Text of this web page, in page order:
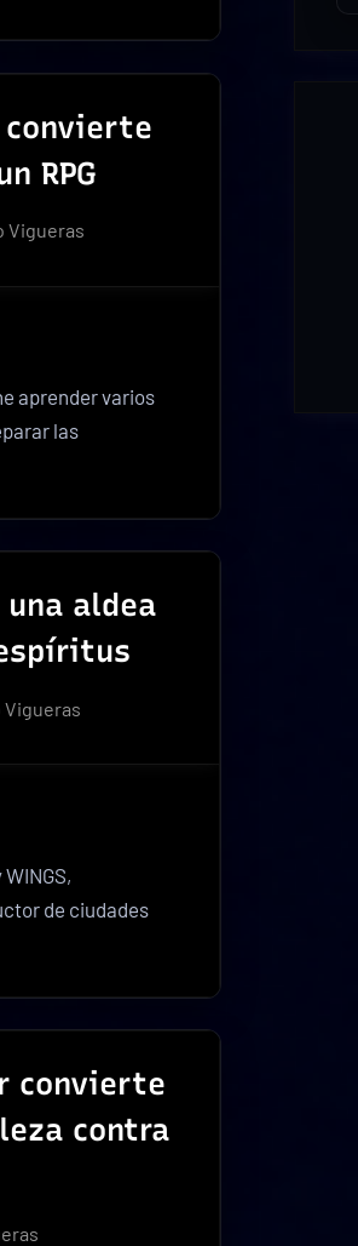
convierte
RPG
Vigueras
aprender varios
las
aldea
Vigueras
de ciudades
convierte
contra